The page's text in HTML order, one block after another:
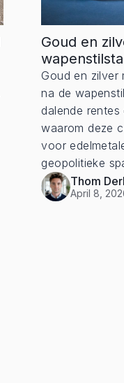
Goud en
Goud en zilver
na de
dalende
waarom deze
voor
geopolitieke
Thom
April 8,